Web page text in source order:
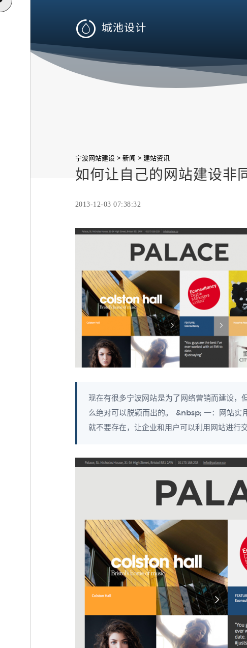

宁波网站建设> 新闻 > 建站资讯
如何让自己的网站建设非
2013-12-03 07:38:32
现在有很多宁波网站是为了网络营销而建设，
么绝对可以脱颖而出的。 &nbsp; 一：网站实
就不要存在，让企业和用户可以利用网站进行